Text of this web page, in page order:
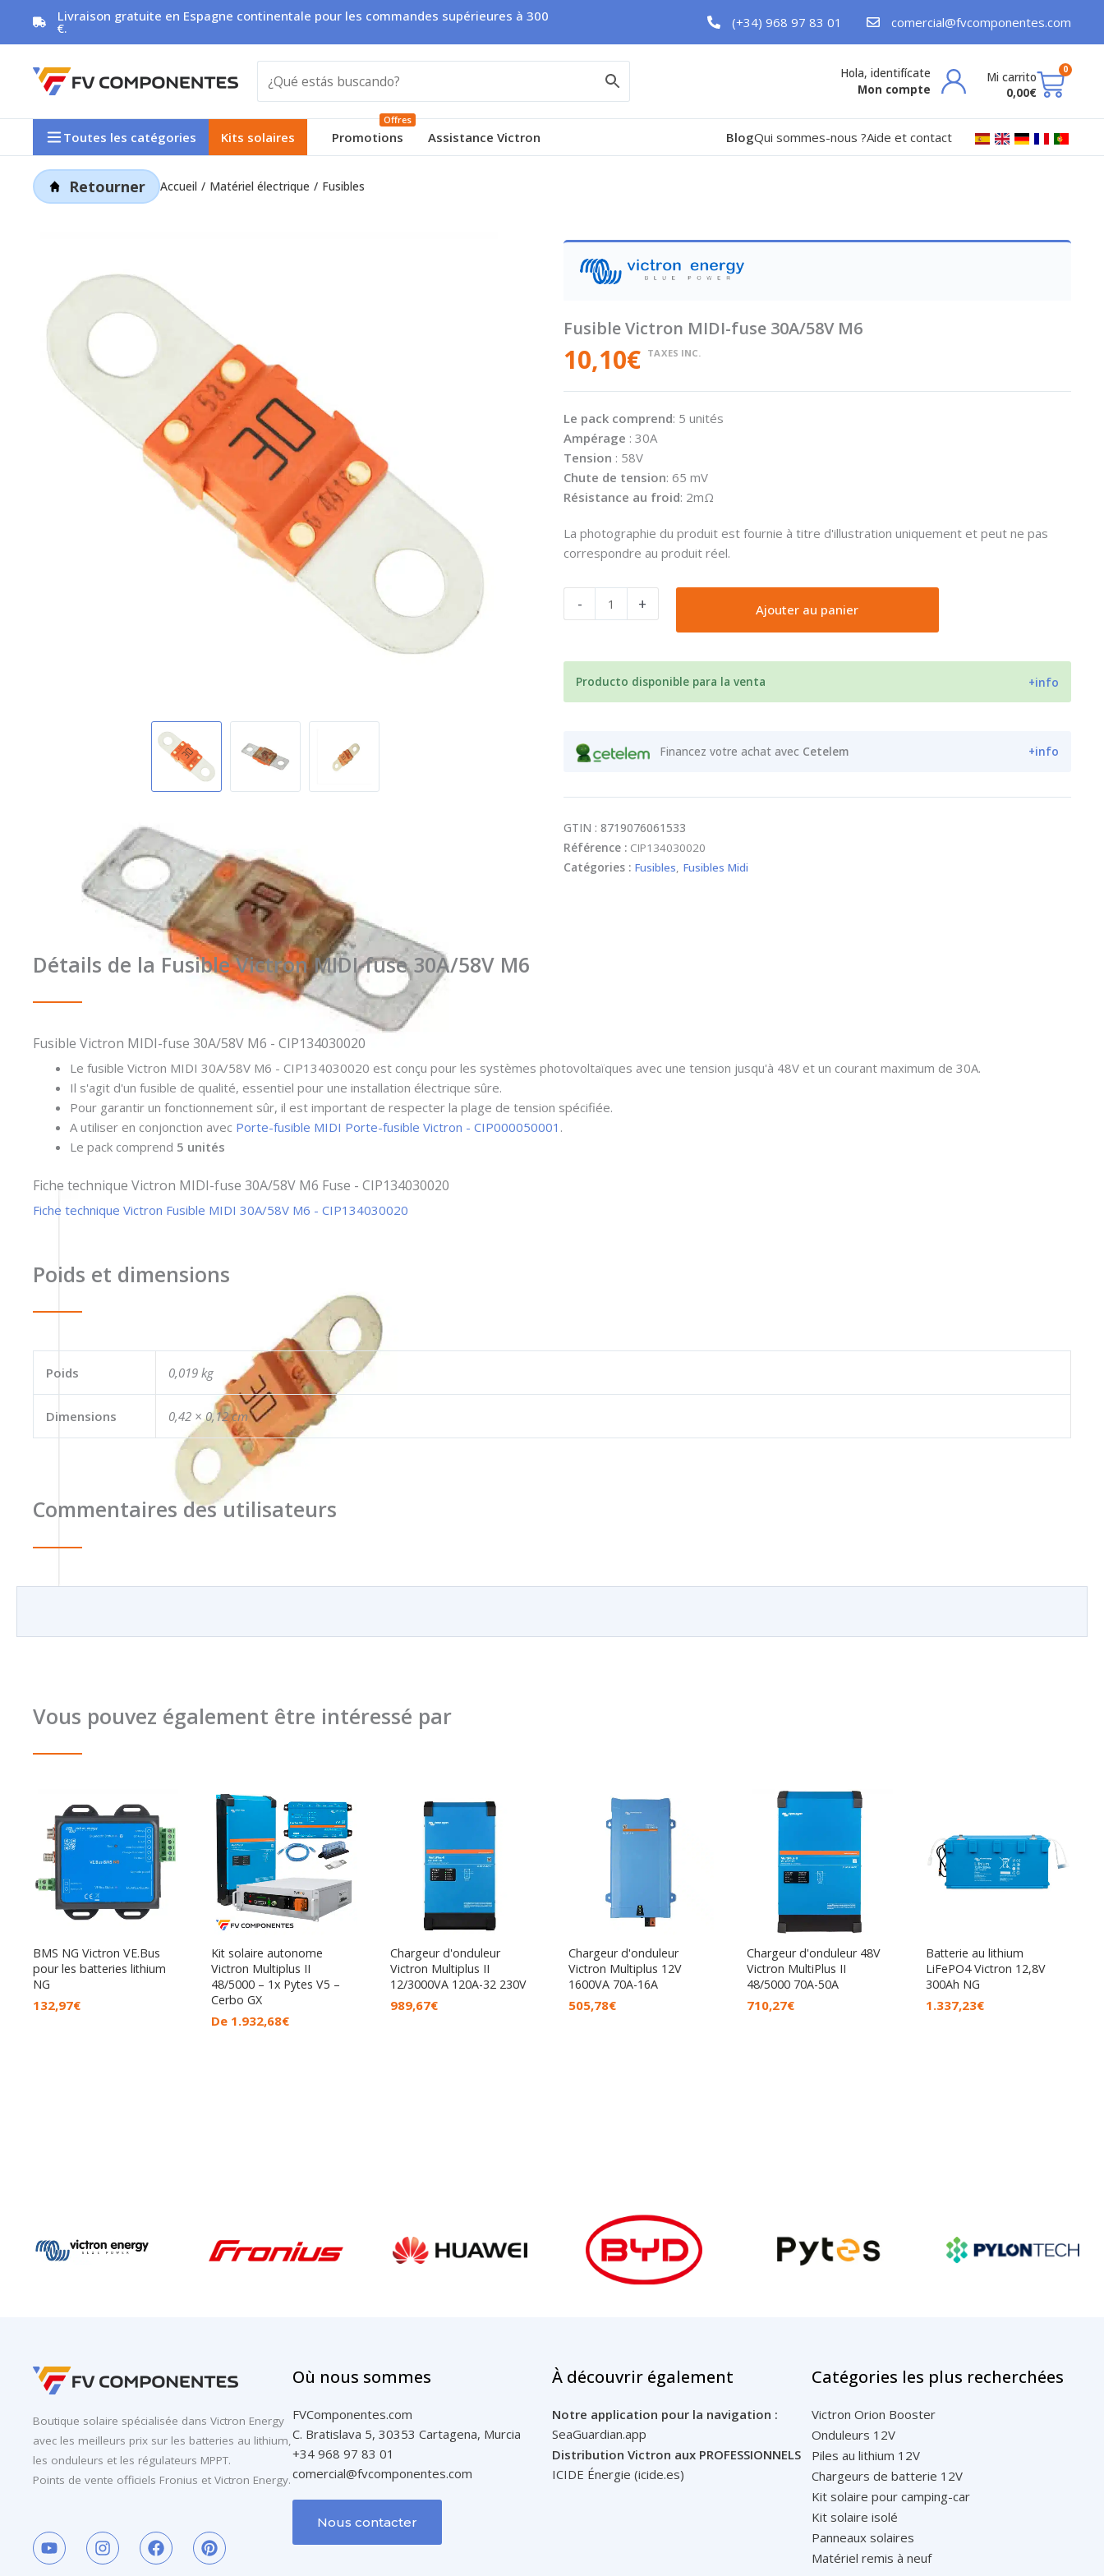
contenu
Livraison gratuite en Espagne continentale pour les commandes supérieures à 300
€. (+34) 968 97 83 01 comercial@fvcomponentes.com
Mon compte 0,00€
0
Toutes les catégories Kits solaires Promotions
Offres
Assistance Victron BlogQui sommes-nous ?Aide et contact
Retourner Accueil Matériel électrique Fusibles
Fusible Victron MIDI-fuse 30A/58V M6
10,10€ TAXES INC.
Le pack comprend: 5 unités
Ampérage : 30A
Tension : 58V
Chute de tension: 65 mV
Résistance au froid: 2mΩ
La photographie du produit est fournie à titre d'illustration uniquement et peut ne pas
correspondre au produit réel.
-
de
MIDI-
+ Ajouter au panier
Producto disponible para la venta +info
Financez votre achat avec Cetelem +info
GTIN : 8719076061533
Référence : CIP134030020
Catégories : Fusibles, Fusibles Midi
Détails de la Fusible Victron MIDI-fuse 30A/58V M6
Fusible Victron MIDI-fuse 30A/58V M6 - CIP134030020
Le fusible Victron MIDI 30A/58V M6 - CIP134030020 est conçu pour les systèmes photovoltaïques avec une tension jusqu'à 48V et un courant maximum de 30A.
Il s'agit d'un fusible de qualité, essentiel pour une installation électrique sûre.
Pour garantir un fonctionnement sûr, il est important de respecter la plage de tension spécifiée.
A utiliser en conjonction avec Porte-fusible MIDI Porte-fusible Victron - CIP000050001 .
Le pack comprend 5 unités
Fiche technique Victron MIDI-fuse 30A/58V M6 Fuse - CIP134030020
Fiche technique Victron Fusible MIDI 30A/58V M6 - CIP134030020
Poids et dimensions
Poids 0,019 kg
Dimensions 0,42 × 0,12 cm
Commentaires des utilisateurs
Vous pouvez également être intéressé par
BMS NG Victron VE.Bus
pour les batteries lithium
NG
132,97€
Kit solaire autonome
Victron Multiplus II
48/5000 – 1x Pytes V5 –
Cerbo GX
De 1.932,68€
Chargeur d'onduleur
Victron Multiplus II
12/3000VA 120A-32 230V
989,67€
Chargeur d'onduleur
Victron Multiplus 12V
1600VA 70A-16A
505,78€
Chargeur d'onduleur 48V
Victron MultiPlus II
48/5000 70A-50A
710,27€
Batterie au lithium
LiFePO4 Victron 12,8V
300Ah NG
1.337,23€
Boutique solaire spécialisée dans Victron Energy
avec les meilleurs prix sur les batteries au lithium,
les onduleurs et les régulateurs MPPT.
Points de vente officiels Fronius et Victron Energy.
Y
o
I
n
F
a
P
i
Où nous sommes
FVComponentes.com
C. Bratislava 5, 30353 Cartagena, Murcia
+34 968 97 83 01
comercial@fvcomponentes.com
Nous contacter
À découvrir également
Notre application pour la navigation :
SeaGuardian.app
Distribution Victron aux PROFESSIONNELS
ICIDE Énergie (icide.es)
Catégories les plus recherchées
Victron Orion Booster
Onduleurs 12V
Piles au lithium 12V
Chargeurs de batterie 12V
Kit solaire pour camping-car
Kit solaire isolé
Panneaux solaires
Matériel remis à neuf